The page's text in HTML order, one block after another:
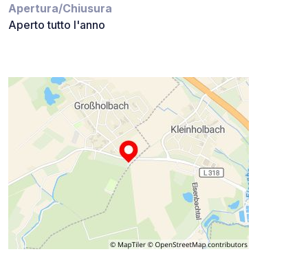
Apertura/Chiusura
Aperto tutto l'anno